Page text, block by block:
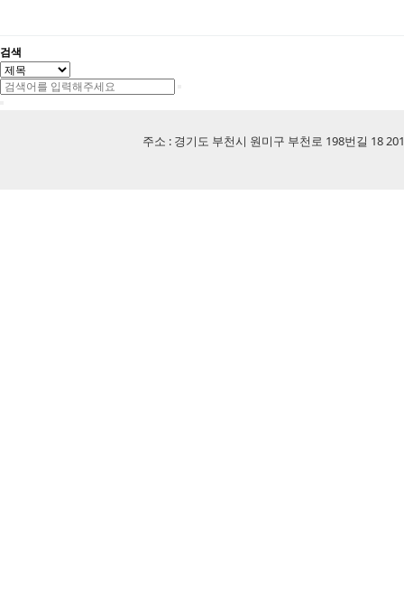
검색
주소 : 경기도 부천시 원미구 부천로 198번길